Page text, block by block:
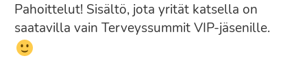
Pahoittelut! Sisältö, jota yrität katsella on
saatavilla vain Terveyssummit VIP-jäsenille.